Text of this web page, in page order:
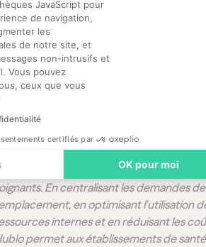
JavaScript pour
de navigation,
les
de notre site, et
non-intrusifs et
Vous pouvez
ceux que vous
certifiés par
OK pour moi
Axeptio consent
disponibles dans l’établissement
instantanément les notifications
accepter les missions en
aucun soignant interne n'est disponible,
diffuse les missions à un pool
qualifiés à proximité, déjà pré-
Hublo.
application Hublooffre une solution
la gestion des vacations des aides-
En centralisant les demandes de
en optimisant l'utilisation
internes et en réduisant les
permet aux établissements de